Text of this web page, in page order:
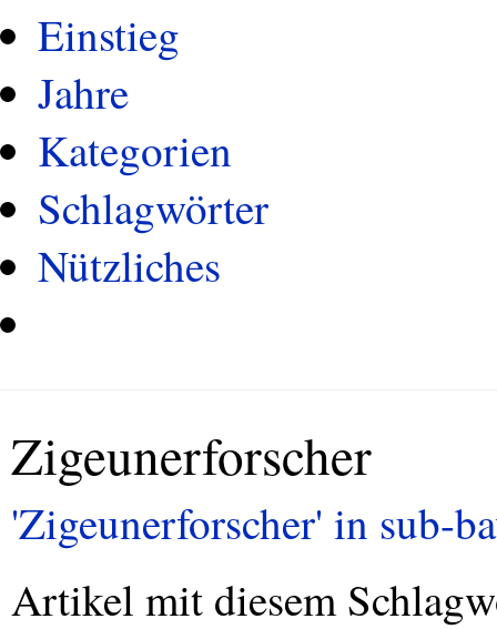
Einstieg
Jahre
Kategorien
Schlagwörter
Nützliches
Zigeunerforscher
'Zigeunerforscher' in sub-
Artikel mit diesem